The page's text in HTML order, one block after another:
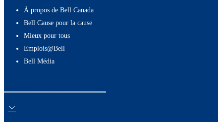
À propos de Bell Canada
Bell Cause pour la cause
Mieux pour tous
Emplois@Bell
Bell Média